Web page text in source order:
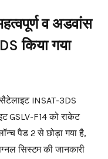
व अडवांस
किया गया
INSAT-3DS
GSLV-F14 को राकेट
पैड 2 से छोड़ा गया है,
सिस्टम की जानकारी